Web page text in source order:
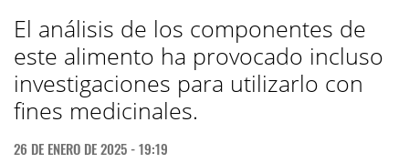
El análisis de los componentes de
este alimento ha provocado incluso
investigaciones para utilizarlo con
fines medicinales.
26 DE ENERO DE 2025 - 19:19